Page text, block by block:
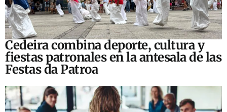
Cedeira combina deporte, cultura y
fiestas patronales en la antesala de las
Festas da Patroa